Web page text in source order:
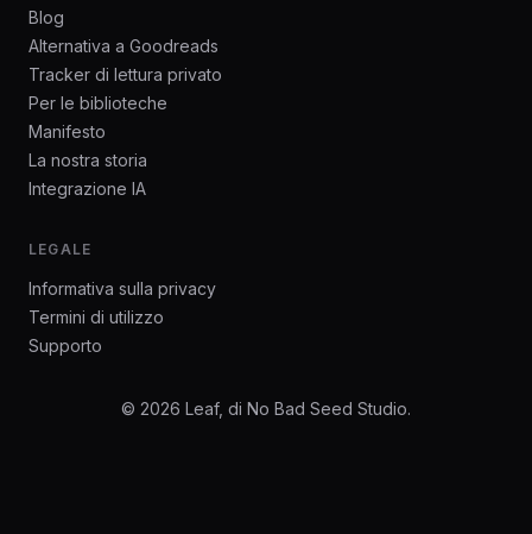
Blog
Alternativa a Goodreads
Tracker di lettura privato
Per le biblioteche
Manifesto
La nostra storia
Integrazione IA
LEGALE
Informativa sulla privacy
Termini di utilizzo
Supporto
© 2026 Leaf, di No Bad Seed Studio.